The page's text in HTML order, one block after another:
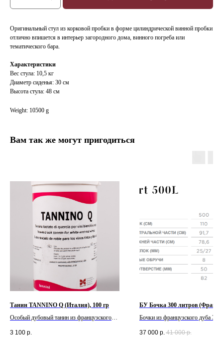
Оригинальный стул из корковой пробки в форме цилиндрической винной пробки
отлично впишется в интерьер загородного дома, винного погреба или
тематического бара.
Характеристики
Вес стула: 10,5 кг
Диаметр сиденья: 30 см
Высота стула: 48 см
Weight: 10500 g
Вам так же могут пригодиться
Танин TANNINO Q (Италия), 100 гр
Особый дубовый танин из французского
3 100 р.
БУ Бочка 300 литров
Бочки из французского дуба 3-4-
37 000 р. 41 000 р.